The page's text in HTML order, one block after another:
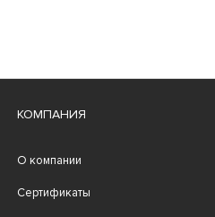
КОМПАНИЯ
О компании
Сертификаты